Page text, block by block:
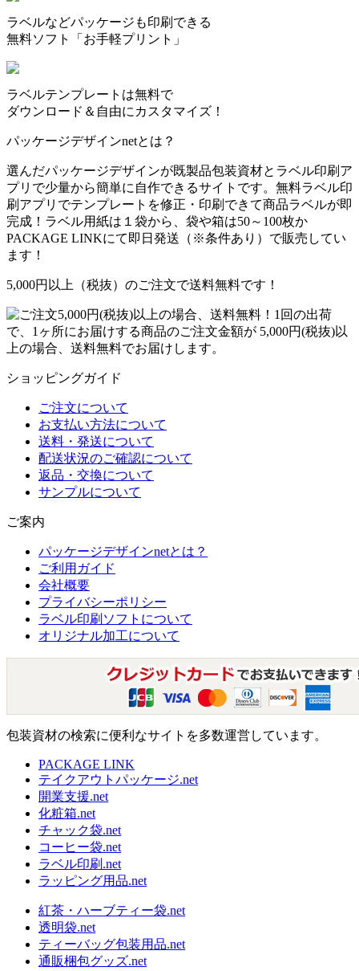
ラベルなどパッケージも印刷できる
無料ソフト「お手軽プリント」
ラベルテンプレートは無料で
ダウンロード＆自由にカスタマイズ！
パッケージデザインnetとは？
選んだパッケージデザインが既製品包装資材とラベル印刷ア
プリで少量から簡単に自作できるサイトです。無料ラベル印
刷アプリでテンプレートを修正・印刷できて商品ラベルが即
完成！ラベル用紙は１袋から、袋や箱は50～100枚か
PACKAGE LINKにて即日発送 （※条件あり） で販売してい
ます！
5,000円以上（税抜）のご注文で送料無料です！
1回の出荷
で、1ヶ所にお届けする商品のご注文金額が 5,000円(税抜)以
上の場合、送料無料でお届けします。
ショッピングガイド
ご注文について
お支払い方法について
送料・発送について
配送状況のご確認について
返品・交換について
サンプルについて
ご案内
パッケージデザインnetとは？
ご利用ガイド
会社概要
プライバシーポリシー
ラベル印刷ソフトについて
オリジナル加工について
包装資材の検索に便利なサイトを多数運営しています。
PACKAGE LINK
テイクアウトパッケージ.net
開業支援.net
化粧箱.net
チャック袋.net
コーヒー袋.net
ラベル印刷.net
ラッピング用品.net
紅茶・ハーブティー袋.net
透明袋.net
ティーバッグ包装用品.net
通販梱包グッズ.net